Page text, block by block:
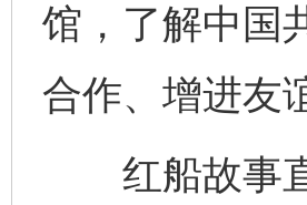
馆，了解中国
合作、增进友
红船故事直